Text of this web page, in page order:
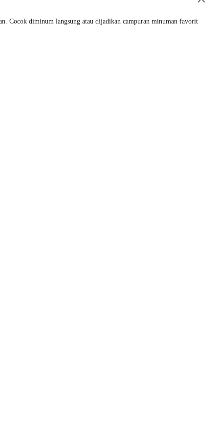
Cocok diminum langsung atau dijadikan campuran minuman favorit